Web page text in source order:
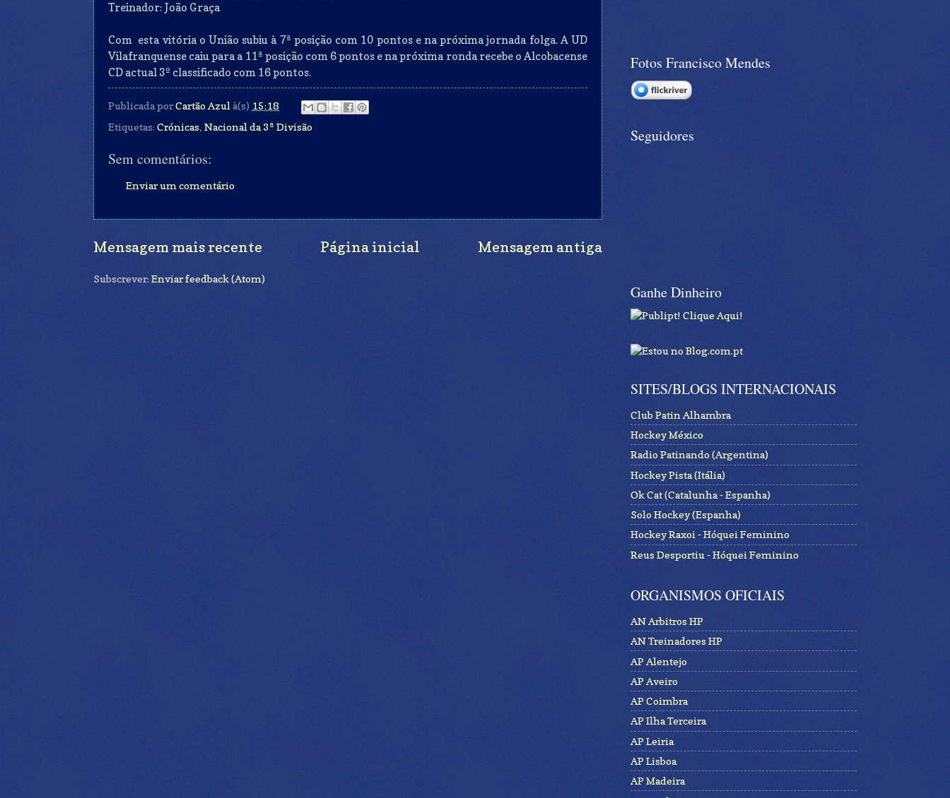
Treinador: João Graça
Com esta vitória o União subiu à 7ª posição com 10 pontos e na próxima jornada folga. A UD
Vilafranquense caiu para a 11ª posição com 6 pontos e na próxima ronda recebe o Alcobacense
CD actual 3º classificado com 16 pontos.
Publicada porCartão Azul à(s) 15:18
Etiquetas: Crónicas, Nacional da 3ª Divisão
Sem comentários:
Enviar um comentário
Mensagem mais recente Mensagem antiga
Página inicial
Subscrever: Enviar feedback (Atom)
Fotos Francisco Mendes
Seguidores
Ganhe Dinheiro
SITES/BLOGS INTERNACIONAIS
Club Patin Alhambra
Hockey México
Radio Patinando (Argentina)
Hockey Pista (Itália)
Ok Cat (Catalunha - Espanha)
Solo Hockey (Espanha)
Hockey Raxoi - Hóquei Feminino
Reus Desportiu - Hóquei Feminino
ORGANISMOS OFICIAIS
AN Arbitros HP
AN Treinadores HP
AP Alentejo
AP Aveiro
AP Coimbra
AP Ilha Terceira
AP Leiria
AP Lisboa
AP Madeira